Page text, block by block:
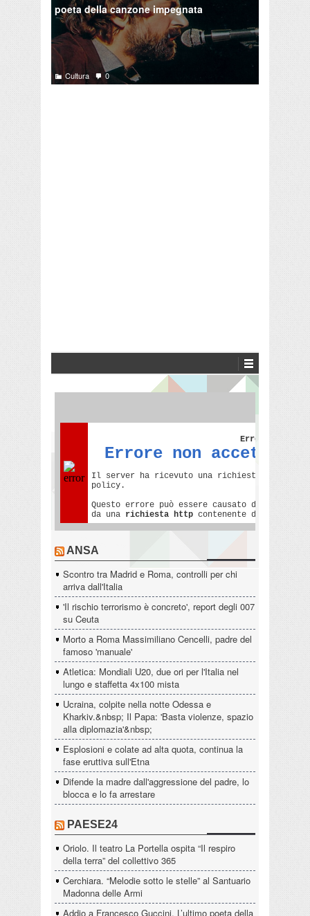
poeta della canzone impegnata
Cultura 0
ANSA
Scontro tra Madrid e Roma, controlli per chi
arriva dall'Italia
'Il rischio terrorismo è concreto', report degli 007
su Ceuta
Morto a Roma Massimiliano Cencelli, padre del
famoso 'manuale'
Atletica: Mondiali U20, due ori per l'Italia nel
lungo e staffetta 4x100 mista
Ucraina, colpite nella notte Odessa e
Kharkiv.&nbsp; Il Papa: 'Basta violenze, spazio
alla diplomazia'&nbsp;
Esplosioni e colate ad alta quota, continua la
fase eruttiva sull'Etna
Difende la madre dall'aggressione del padre, lo
blocca e lo fa arrestare
PAESE24
Oriolo. Il teatro La Portella ospita “Il respiro
della terra” del collettivo 365
Cerchiara. “Melodie sotto le stelle” al Santuario
Madonna delle Armi
Addio a Francesco Guccini. L’ultimo poeta della